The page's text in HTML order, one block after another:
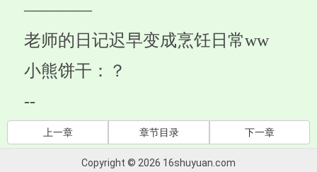
————
老师的日记迟早变成烹饪日常ww
小熊饼干：？
--
上一章 章节目录 下一章
Copyright © 2026 16shuyuan.com